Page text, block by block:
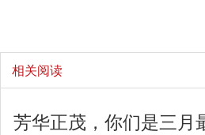
相关阅读
芳华正茂，你们是三月